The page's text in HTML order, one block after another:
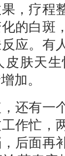
，疗程
的白斑
应。有
皮肤天
加。
还有一
作忙，
后面再